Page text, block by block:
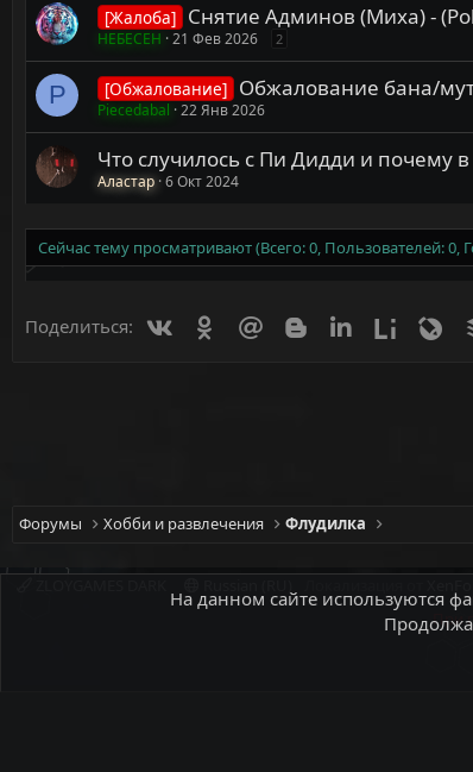
[Жалоба] Снятие Админов (Миха) -
НЕБЕСЕН 21 Фев 2026 2
P [Обжалование] Обжалование бана/
Piecedabal 22 Янв 2026
Что случилось с Пи Дидди и почему
Аластар 6 Окт 2024
Сейчас тему просматривают (Всего: 0, Пользователей: 0,
Поделиться: ВконтактеОдноклассники
Mail.ru BloggerLinkedin
Форумы Хобби и развлечения Флудилка
При
На данном сайте используются